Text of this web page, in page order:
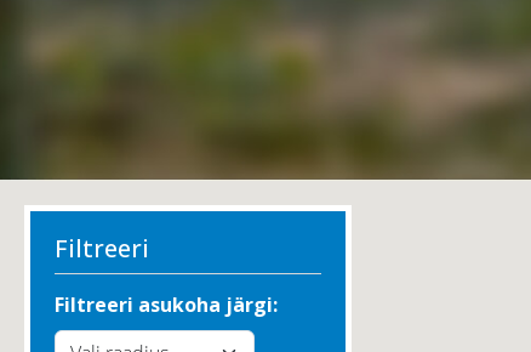
Filtreeri
Filtreeri asukoha järgi: